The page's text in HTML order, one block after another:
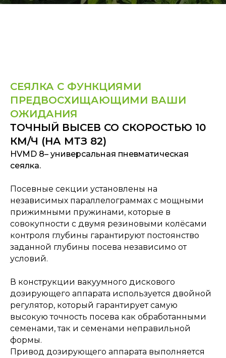
СЕЯЛКА С ФУНКЦИЯМИ
ПРЕДВОСХИЩАЮЩИМИ ВАШИ
ОЖИДАНИЯ
ТОЧНЫЙ ВЫСЕВ СО СКОРОСТЬЮ 10
КМ/Ч (НА МТЗ 82)
HVMD 8– универсальная пневматическая
сеялка.
Посевные секции установлены на
независимых параллелограммах с мощными
прижимными пружинами, которые в
совокупности с двумя резиновыми колёсами
контроля глубины гарантируют постоянство
заданной глубины посева независимо от
условий.
В конструкции вакуумного дискового
дозирующего аппарата используется двойной
регулятор, который гарантирует самую
высокую точность посева как обработанными
семенами, так и семенами неправильной
формы.
Привод дозирующего аппарата выполняется